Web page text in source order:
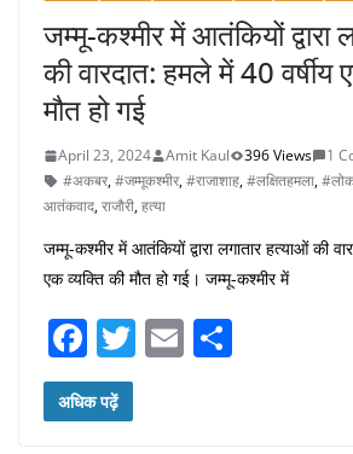
जम्मू-कश्मीर में आतंकियों द्वारा
की वारदात: हमले में 40 वर्षीय
मौत हो गई
April 23, 2024 Amit Kaul 396 Views
1
#अकबर,#जम्मूकश्मीर,#राजाशाह,#लक्षितहमला,
आतंकवाद,राजौरी,हत्या
जम्मू-कश्मीर में आतंकियों द्वारा लगातार हत्याओं की
एक व्यक्ति की मौत हो गई। जम्मू-कश्मीर में
F
a
c
T E
अधिक पढ़ें